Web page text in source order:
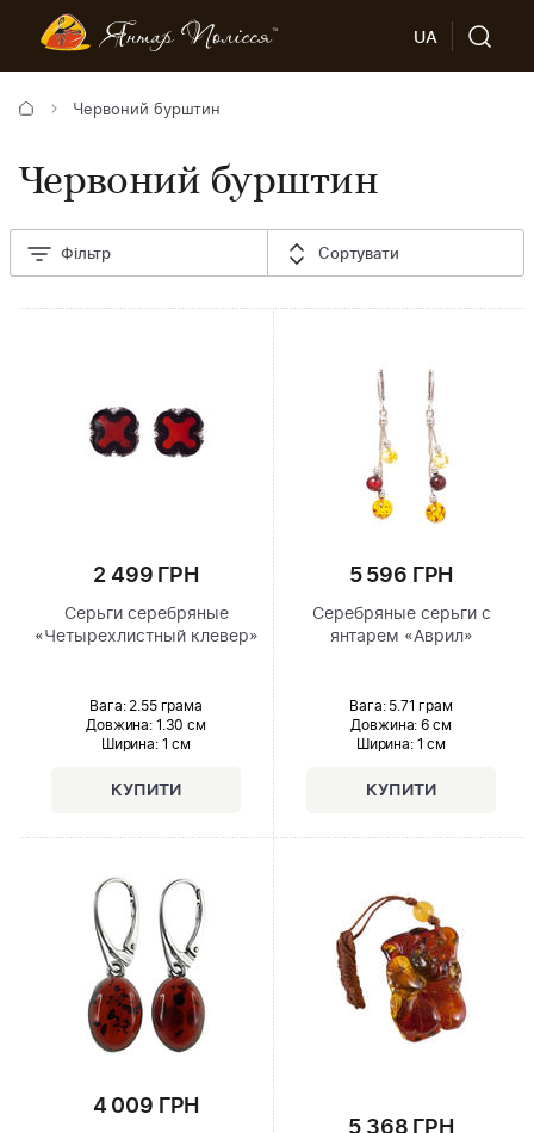
UA
Червоний бурштин
Червоний бурштин
Фільтр Сортувати
2 499 ГРН
Серьги серебряные
«Четырехлистный клевер»
Вага: 2.55 грама
Довжина: 1.30 см
Ширина: 1 см
5 596 ГРН
Серебряные серьги с
янтарем «Аврил»
Вага: 5.71 грам
Довжина: 6 см
Ширина: 1 см
4 009 ГРН
5 368 ГРН